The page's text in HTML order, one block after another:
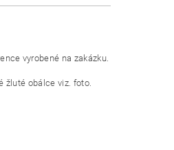
vyrobené na zakázku.
žluté obálce viz. foto.